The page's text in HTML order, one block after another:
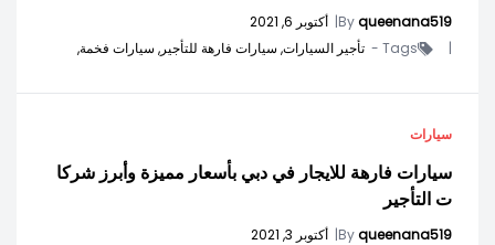
Byqueenana519
| أكتوبر 6, 2021
|
Tags - تأجير السيارات, سيارات فارهة للتأجير, سيارات فخمة,
سيارات
سيارات فارهة للايجار في دبي بأسعار مميزة وأبرز شركا
ت التأجير
Byqueenana519
| أكتوبر 3, 2021